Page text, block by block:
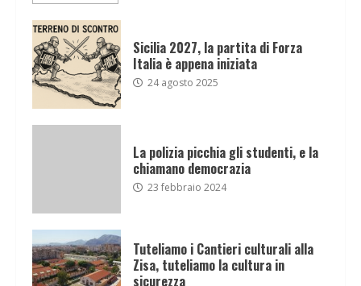
Sicilia 2027, la partita di Forza
Italia è appena iniziata
24 agosto 2025
La polizia picchia gli studenti, e la
chiamano democrazia
23 febbraio 2024
Tuteliamo i Cantieri culturali alla
Zisa, tuteliamo la cultura in
sicurezza